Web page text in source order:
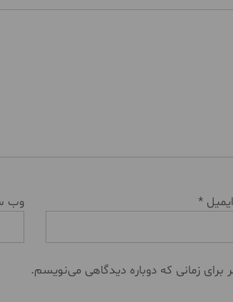
ایمیل* وب‌
زمانی که دوباره دیدگاهی می‌نویسم.